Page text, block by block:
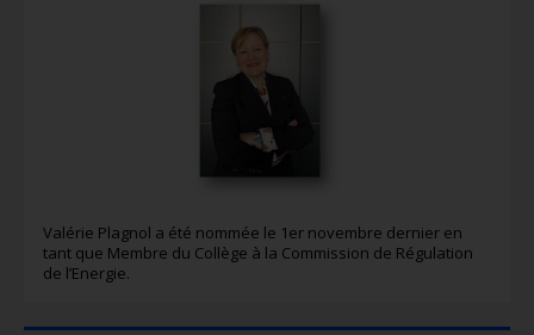
Valérie Plagnol a été nommée le 1er novembre dernier en
tant que Membre du Collège à la Commission de Régulation
de l’Energie.